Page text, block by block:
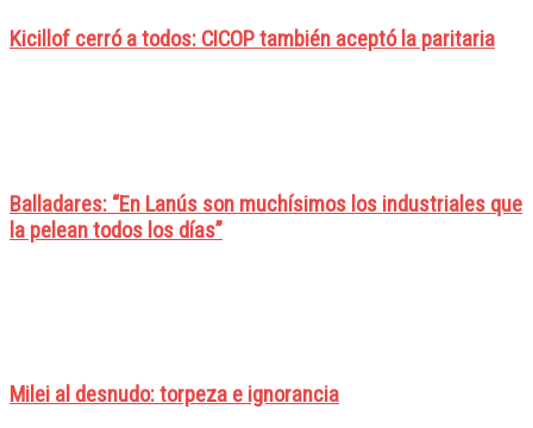
Kicillof cerró a todos: CICOP también aceptó la paritaria
Balladares: “En Lanús son muchísimos los industriales que
la pelean todos los días”
Milei al desnudo: torpeza e ignorancia